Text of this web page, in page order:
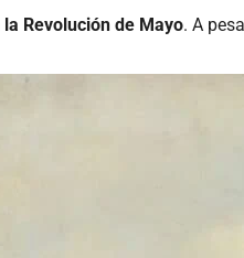
Revolución de Mayo. A